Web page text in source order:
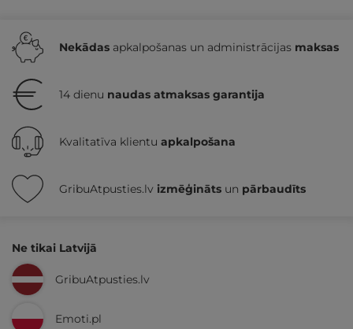
Nekādas apkalpošanas un administrācijas maksas
14 dienu naudas atmaksas garantija
Kvalitatīva klientu apkalpošana
GribuAtpusties.lv izmēģināts un pārbaudīts
Ne tikai Latvijā
GribuAtpusties.lv
Emoti.pl